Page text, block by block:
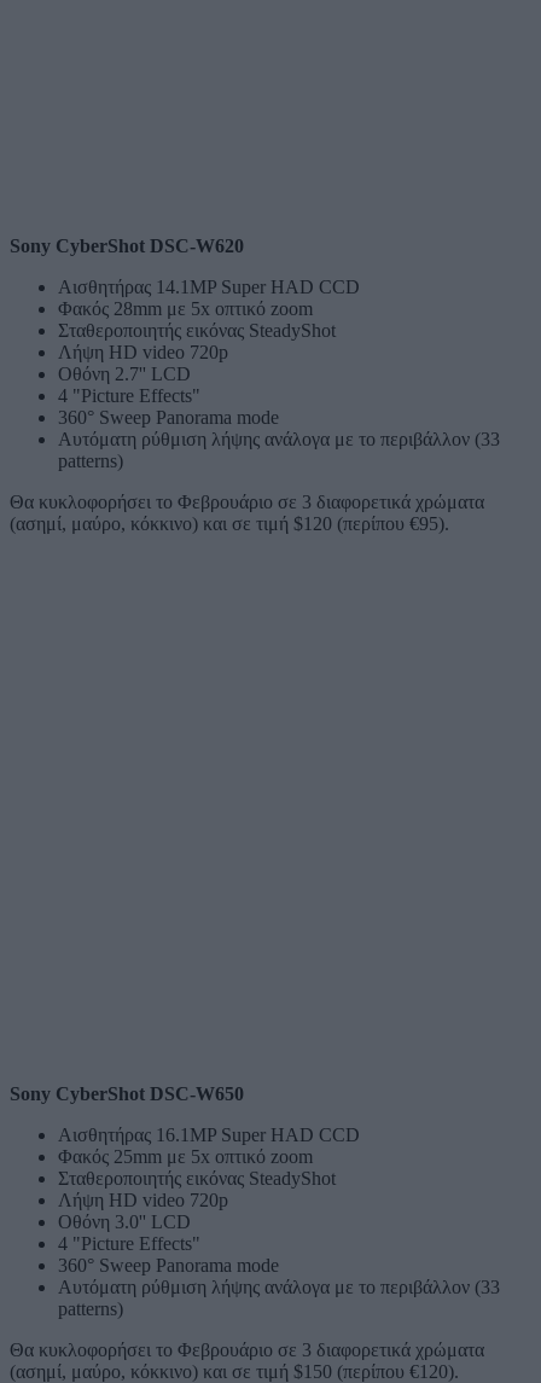
Sony CyberShot DSC-W620
Αισθητήρας 14.1MP Super HAD CCD
Φακός 28mm με 5x οπτικό zoom
Σταθεροποιητής εικόνας SteadyShot
Λήψη HD video 720p
Οθόνη 2.7'' LCD
4 "Picture Effects"
360° Sweep Panorama mode
Αυτόματη ρύθμιση λήψης ανάλογα με το περιβάλλον (33
patterns)
Θα κυκλοφορήσει το Φεβρουάριο σε 3 διαφορετικά χρώματα
(ασημί, μαύρο, κόκκινο) και σε τιμή $120 (περίπου €95).
Sony CyberShot DSC-W650
Αισθητήρας 16.1MP Super HAD CCD
Φακός 25mm με 5x οπτικό zoom
Σταθεροποιητής εικόνας SteadyShot
Λήψη HD video 720p
Οθόνη 3.0'' LCD
4 "Picture Effects"
360° Sweep Panorama mode
Αυτόματη ρύθμιση λήψης ανάλογα με το περιβάλλον (33
patterns)
Θα κυκλοφορήσει το Φεβρουάριο σε 3 διαφορετικά χρώματα
(ασημί, μαύρο, κόκκινο) και σε τιμή $150 (περίπου €120).